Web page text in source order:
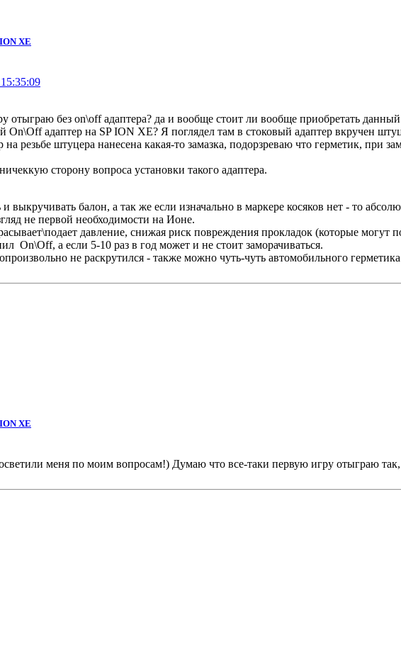
XE
отыграю без on\off адаптера? да и вообще стоит ли вообще приобретать
On\Off адаптер на SP ION XE? Я поглядел там в стоковый адаптер вкручен
на резьбе штуцера нанесена какая-то замазка, подорзреваю что герметик, при
сторону вопроса установки такого адаптера.
выкручивать балон, а так же если изначально в маркере косяков нет - то
не первой необходимости на Ионе.
давление, снижая риск повреждения прокладок (которые могут
On\Off, а если 5-10 раз в год может и не стоит заморачиваться.
не раскрутился - также можно чуть-чуть автомобильного
XE
меня по моим вопросам!) Думаю что все-таки первую игру отыграю